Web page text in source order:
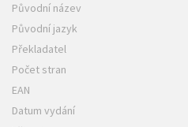
Původní název
Původní jazyk
Překladatel
Počet stran
EAN
Datum vydání